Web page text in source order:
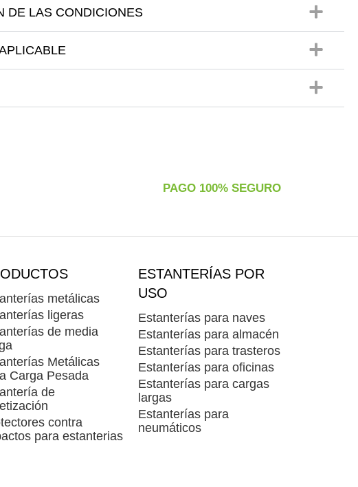
DE LAS CONDICIONES
PAGO 100% SEGURO
metálicas
ligeras
de media
Metálicas
Carga Pesada
de
contra
para estanterias
ESTANTERÍAS POR
USO
Estanterías para naves
Estanterías para almacén
Estanterías para trasteros
Estanterías para oficinas
Estanterías para cargas
largas
Estanterías para
neumáticos